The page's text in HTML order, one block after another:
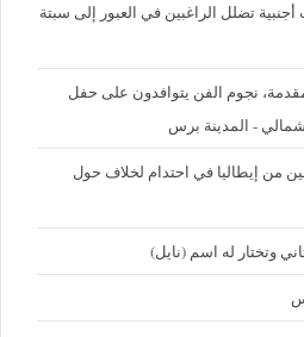
تضلل الراغبين في العبور إلى سبتة
نجوم الفن يتوافدون على حفل
- المدينة برس
من إيطاليا في احتدام لخلاف حول
وتختار له اسم (نايل)